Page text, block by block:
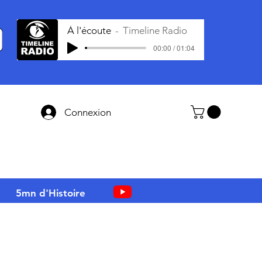
À l'écoute Timeline Radio
00:00 / 01:04
Connexion
5mn d'Histoire